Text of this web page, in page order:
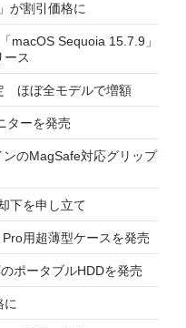
が割引価格に
macOS Sequoia 15.7.9」
ース
ほぼ全モデルで増額
ターを発売
のMagSafe対応グリップ
下を申し立て
用超薄型ケースを発売
ポータブルHDDを発売
に